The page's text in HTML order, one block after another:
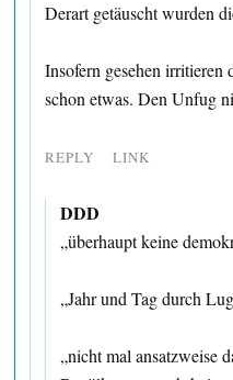
Derart getäuscht wurden
Insofern gesehen irritieren
schon etwas. Den Unfug
REPLY LINK
DDD
„überhaupt keine
„Jahr und Tag durch
„nicht mal ansatzweise